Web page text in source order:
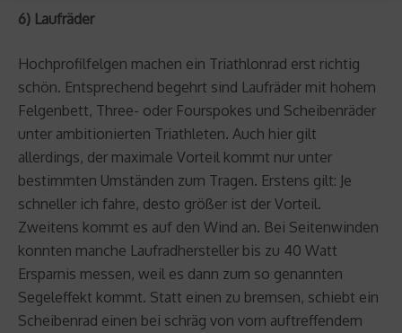
6) Laufräder
Hochprofilfelgen machen ein Triathlonrad erst richtig
schön. Entsprechend begehrt sind Laufräder mit hohem
Felgenbett, Three- oder Fourspokes und Scheibenräder
unter ambitionierten Triathleten. Auch hier gilt
allerdings, der maximale Vorteil kommt nur unter
bestimmten Umständen zum Tragen. Erstens gilt: Je
schneller ich fahre, desto größer ist der Vorteil.
Zweitens kommt es auf den Wind an. Bei Seitenwinden
konnten manche Laufradhersteller bis zu 40 Watt
Ersparnis messen, weil es dann zum so genannten
Segeleffekt kommt. Statt einen zu bremsen, schiebt ein
Scheibenrad einen bei schräg von vorn auftreffendem